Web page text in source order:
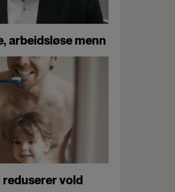
arbeidsløse menn
vold